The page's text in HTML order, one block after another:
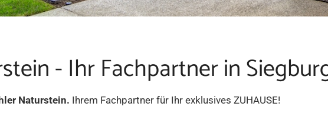
- Ihr Fachpartner in
Naturstein. Ihrem Fachpartner für Ihr exklusives ZUHAUSE!